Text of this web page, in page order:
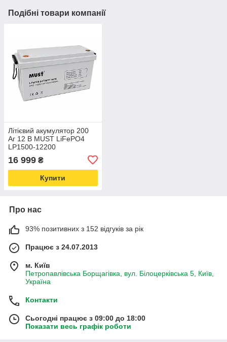
Подібні товари компанії
Літієвий акумулятор 200
Аг 12 В MUST LiFePO4
LP1500-12200
16 999 ₴
Купити
Про нас
93% позитивних з 152 відгуків за рік
Працює з 24.07.2013
м. Київ
Петропавлівська Борщагівка, вул. Білоцерківська 5, Київ,
Україна
Контакти
Сьогодні працює з 09:00 до 18:00
Показати весь графік роботи